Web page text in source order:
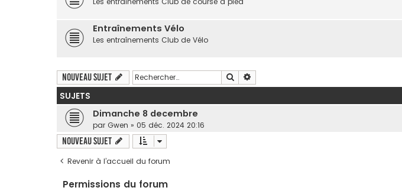
Entraînements Vélo
Les entraînements Club de Vélo
Nouveau sujet Rechercher
SUJETS
Dimanche 8 decembre
par Gwen » 05 déc. 2024 20:16
Nouveau sujet
Revenir à l’accueil du forum
Permissions du forum